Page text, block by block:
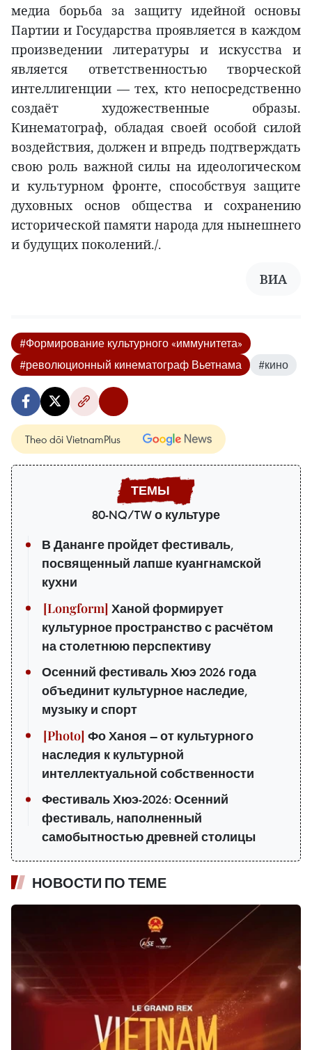
медиа борьба за защиту идейной основы
Партии и Государства проявляется в каждом
произведении литературы и искусства и
является ответственностью творческой
интеллигенции — тех, кто непосредственно
создаёт художественные образы.
Кинематограф, обладая своей особой силой
воздействия, должен и впредь подтверждать
свою роль важной силы на идеологическом
и культурном фронте, способствуя защите
духовных основ общества и сохранению
исторической памяти народа для нынешнего
и будущих поколений./.
ВИА
#Формирование культурного «иммунитета»
#революционный кинематограф Вьетнама
#кино
Theo dõi VietnamPlus
80-NQ/TW о культуре
В Дананге пройдет фестиваль,
посвященный лапше куангнамской
кухни
Ханой формирует
культурное пространство с расчётом
на столетнюю перспективу
Осенний фестиваль Хюэ 2026 года
объединит культурное наследие,
музыку и спорт
Фо Ханоя — от культурного
наследия к культурной
интеллектуальной собственности
Фестиваль Хюэ-2026: Осенний
фестиваль, наполненный
самобытностью древней столицы
НОВОСТИ ПО ТЕМЕ